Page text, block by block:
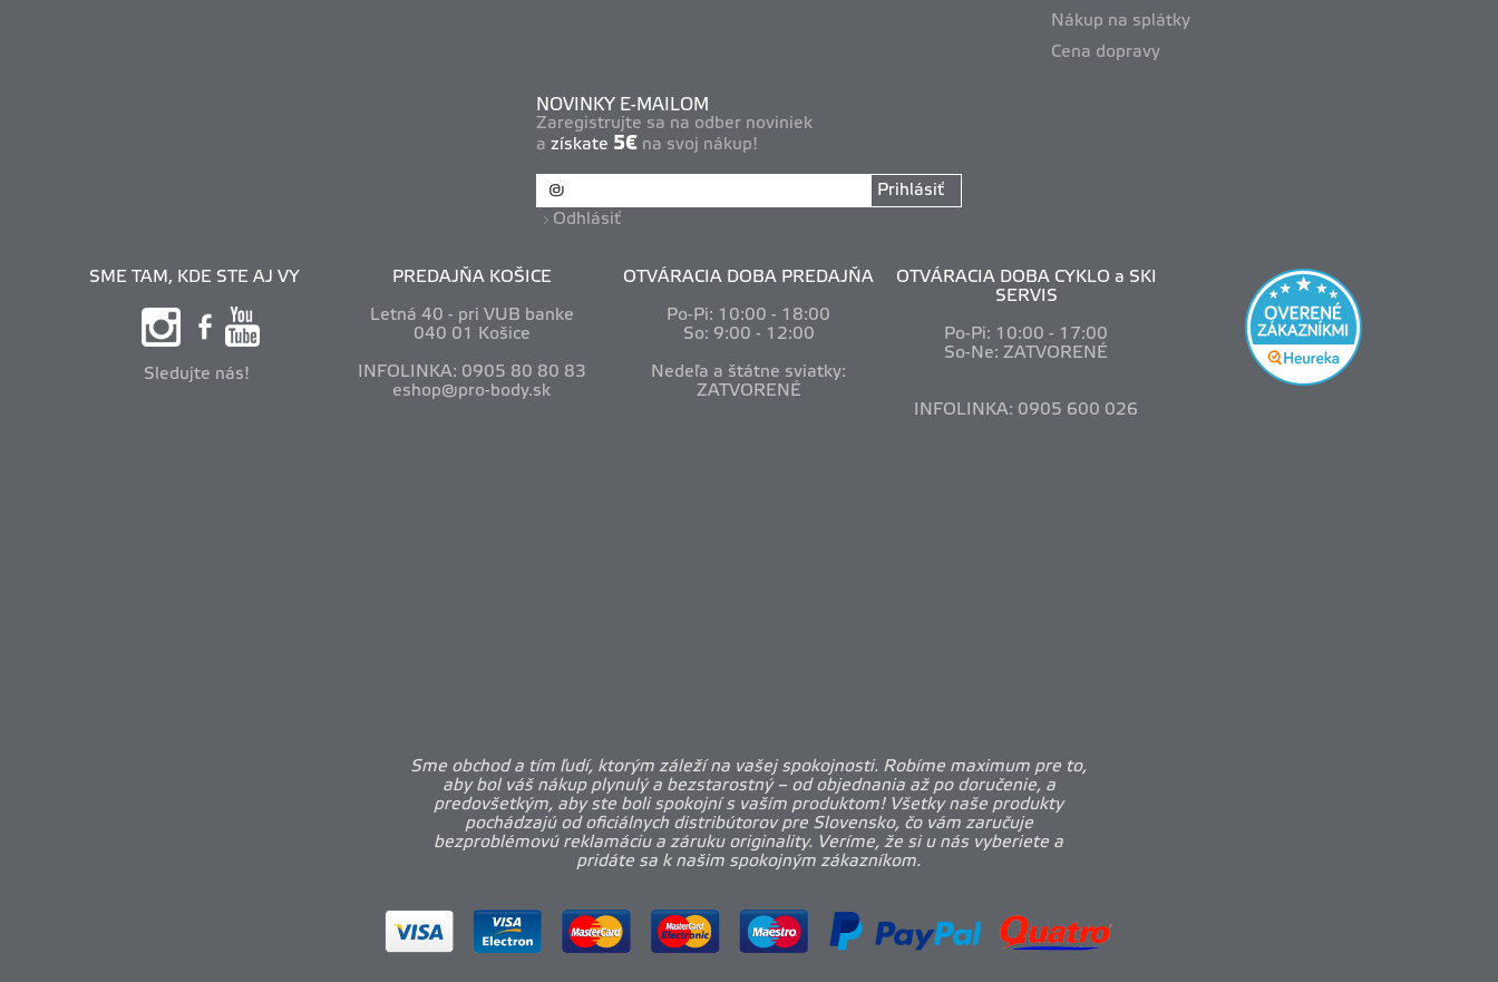
Nákup na splátky
Cena dopravy
NOVINKY E-MAILOM
Zaregistrujte sa na odber noviniek
a získate 5€ na svoj nákup!
Prihlásiť
Odhlásiť
SME TAM, KDE STE AJ VY
Sledujte nás!
PREDAJŇA KOŠICE
Letná 40 - pri VUB banke
040 01 Košice
INFOLINKA: 0905 80 80 83
eshop@pro-body.sk
OTVÁRACIA DOBA PREDAJŇA
Po-Pi: 10:00 - 18:00
So: 9:00 - 12:00
Nedeľa a štátne sviatky:
ZATVORENÉ
OTVÁRACIA DOBA CYKLO a SKI
SERVIS
Po-Pi: 10:00 - 17:00
So-Ne: ZATVORENÉ
INFOLINKA: 0905 600 026
Sme obchod a tím ľudí, ktorým záleží na vašej spokojnosti. Robíme maximum pre to,
aby bol váš nákup plynulý a bezstarostný – od objednania až po doručenie, a
predovšetkým, aby ste boli spokojní s vaším produktom! Všetky naše produkty
pochádzajú od oficiálnych distribútorov pre Slovensko, čo vám zaručuje
bezproblémovú reklamáciu a záruku originality. Veríme, že si u nás vyberiete a
pridáte sa k našim spokojným zákazníkom.